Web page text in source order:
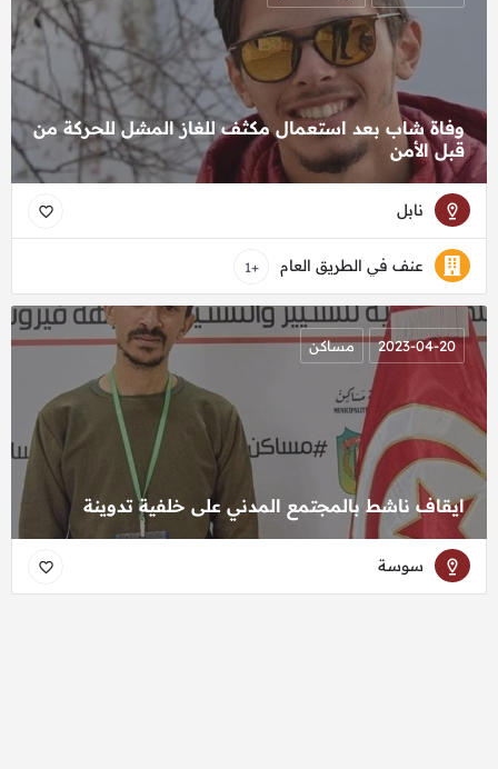
وفاة شاب بعد استعمال مكثف للغاز المشل للحركة من
قبل الأمن
نابل
عنف في الطريق العام +1
ايقاف ناشط بالمجتمع المدني على خلفية تدوينة
2023-04-20 مساكن
سوسة